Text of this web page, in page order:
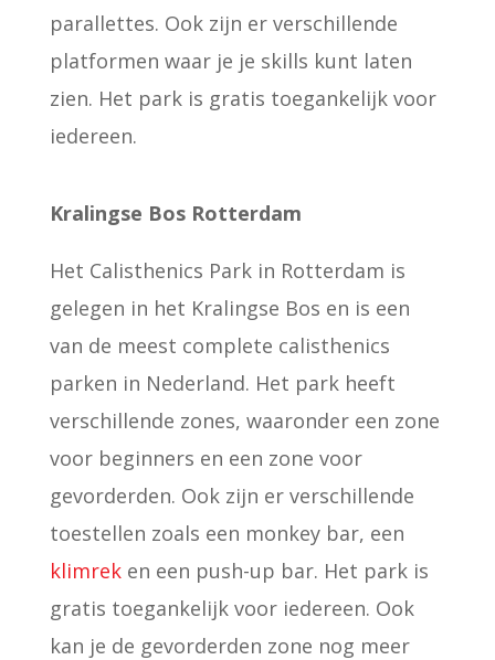
parallettes. Ook zijn er verschillende
platformen waar je je skills kunt laten
zien. Het park is gratis toegankelijk voor
iedereen.
Kralingse Bos Rotterdam
Het Calisthenics Park in Rotterdam is
gelegen in het Kralingse Bos en is een
van de meest complete calisthenics
parken in Nederland. Het park heeft
verschillende zones, waaronder een zone
voor beginners en een zone voor
gevorderden. Ook zijn er verschillende
toestellen zoals een monkey bar, een
klimreken een push-up bar. Het park is
gratis toegankelijk voor iedereen. Ook
kan je de gevorderden zone nog meer